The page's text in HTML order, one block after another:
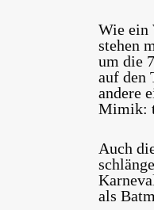
Wie ein
stehen
um die
auf den
andere
Mimik:
Auch
als